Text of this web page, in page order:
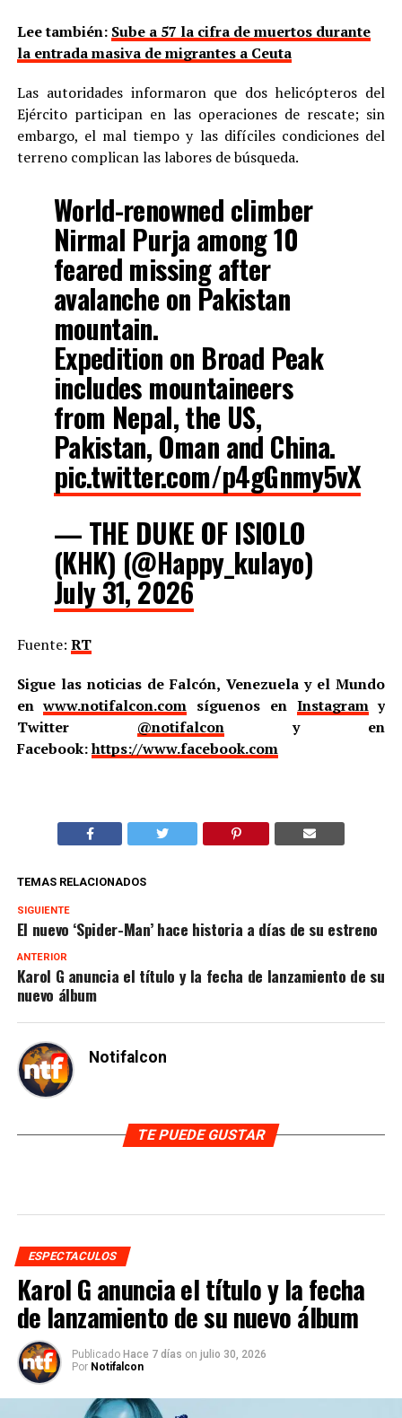
Lee también: Sube a 57 la cifra de muertos durante
la entrada masiva de migrantes a Ceuta
Las autoridades informaron que dos helicópteros del
Ejército participan en las operaciones de rescate; sin
embargo, el mal tiempo y las difíciles condiciones del
terreno complican las labores de búsqueda.
World-renowned climber
Nirmal Purja among 10
feared missing after
avalanche on Pakistan
mountain.
Expedition on Broad Peak
includes mountaineers
from Nepal, the US,
Pakistan, Oman and China.
pic.twitter.com/p4gGnmy5vX
— THE DUKE OF ISIOLO
(KHK) (@Happy_kulayo)
July 31, 2026
Fuente: RT
Sigue las noticias de Falcón, Venezuela y el Mundo
enwww.notifalcon.com síguenos en Instagramy
Twitter @notifalcony en
Facebook:https://www.facebook.com
TEMAS RELACIONADOS
SIGUIENTE
El nuevo ‘Spider-Man’ hace historia a días de su estreno
ANTERIOR
Karol G anuncia el título y la fecha de lanzamiento de su
nuevo álbum
Notifalcon
TE PUEDE GUSTAR
ESPECTACULOS
Karol G anuncia el título y la fecha
de lanzamiento de su nuevo álbum
Publicado Hace 7 días on julio 30, 2026
Por Notifalcon